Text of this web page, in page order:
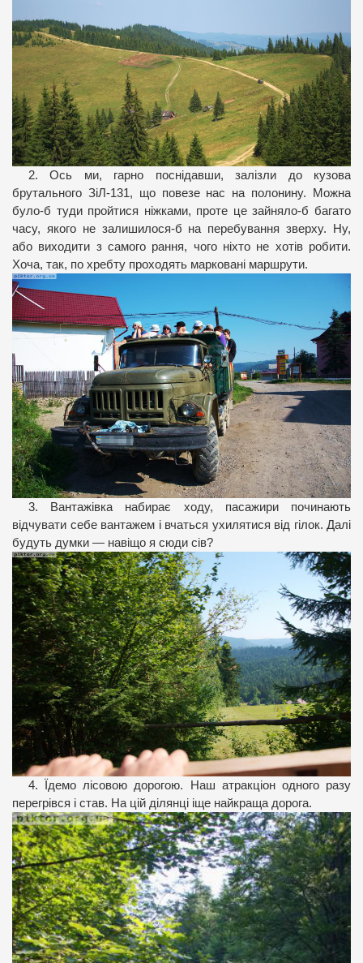
2. Ось ми, гарно поснідавши, залізли до кузова
брутального ЗіЛ-131, що повезе нас на полонину. Можна
було-б туди пройтися ніжками, проте це зайняло-б багато
часу, якого не залишилося-б на перебування зверху. Ну,
або виходити з самого рання, чого ніхто не хотів робити.
Хоча, так, по хребту проходять марковані маршрути.
3. Вантажівка набирає ходу, пасажири починають
відчувати себе вантажем і вчаться ухилятися від гілок. Далі
будуть думки — навіщо я сюди сів?
4. Їдемо лісовою дорогою. Наш атракціон одного разу
перегрівся і став. На цій ділянці іще найкраща дорога.